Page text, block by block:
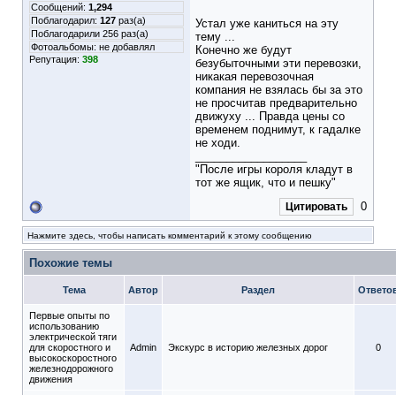
Сообщений: 1,294
Поблагодарил: 127 раз(а)
Поблагодарили 256 раз(а)
Фотоальбомы: не добавлял
Репутация: 398
Устал уже каниться на эту
тему ...
Конечно же будут
безубыточными эти перевозки,
никакая перевозочная
компания не взялась бы за это
не просчитав предварительно
движуху ... Правда цены со
временем поднимут, к гадалке
не ходи.
"После игры короля кладут в
тот же ящик, что и пешку"
Цитировать 0
Нажмите здесь, чтобы написать комментарий к этому сообщению
Похожие темы
Тема Автор Раздел
Первые опыты по
использованию
электрической тяги
для скоростного и
высокоскоростного
железнодорожного
движения
Admin Экскурс в историю железных дорог 0